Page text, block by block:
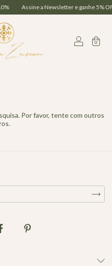
Assine a Newsletter e ganhe 5%
0
Por favor, tente com outros